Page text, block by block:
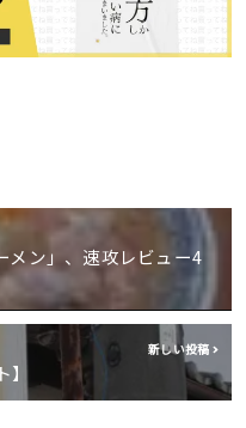
メン」、速攻レビュー4
新しい投稿